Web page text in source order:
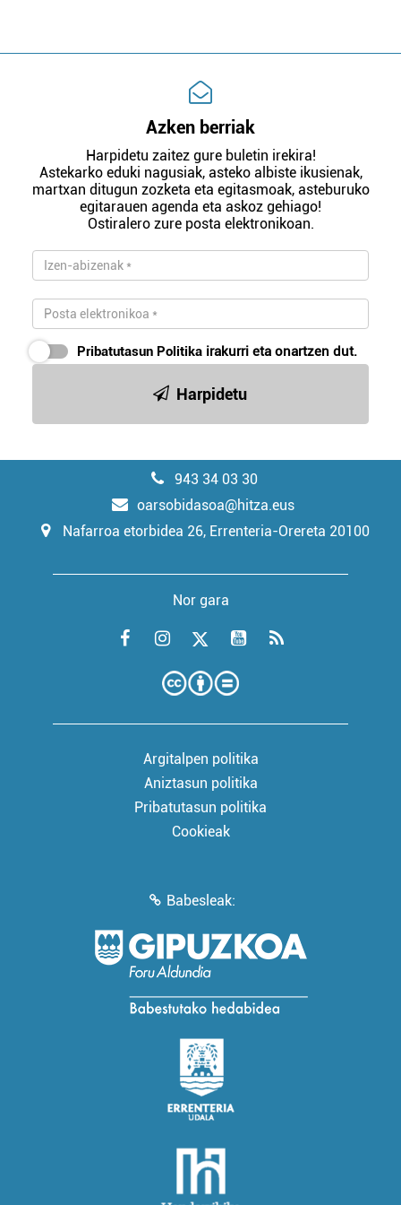
Azken berriak
Harpidetu zaitez gure buletin irekira!
Astekarko eduki nagusiak, asteko albiste ikusienak,
martxan ditugun zozketa eta egitasmoak, asteburuko
egitarauen agenda eta askoz gehiago!
Ostiralero zure posta elektronikoan.
Pribatutasun Politika irakurri eta onartzen dut.
Harpidetu
943 34 03 30
oarsobidasoa@hitza.eus
Nafarroa etorbidea 26, Errenteria-Orereta 20100
Nor gara
Argitalpen politika
Aniztasun politika
Pribatutasun politika
Cookieak
Babesleak: